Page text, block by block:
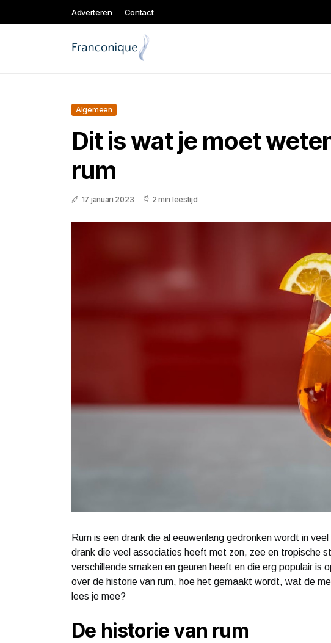
Adverteren Contact
Algemeen
Dit is wat je moet
rum
17 januari 2023 2 min leestijd
Rum is een drank die al eeuwenlang gedronken wordt in
drank die veel associaties heeft met zon, zee en tropische
verschillende smaken en geuren heeft en die erg populair is
over de historie van rum, hoe het gemaakt wordt, wat de
lees je mee?
De historie van rum